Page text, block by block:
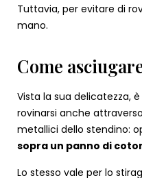
Tuttavia, per evitare di
mano.
Come
Vista la sua delicatezza,
rovinarsi anche
metallici dello stendino:
sopra un panno di
Lo stesso vale per lo